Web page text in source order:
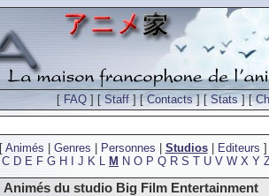
[FAQ ] [Staff ] [Contacts] [Stats] [
[ Animés Genres Personnes Studios| Editeurs ]
C D E F G H J K L M N O P Q R S T U V W X Y
Animés du studio Big Film Entertainment